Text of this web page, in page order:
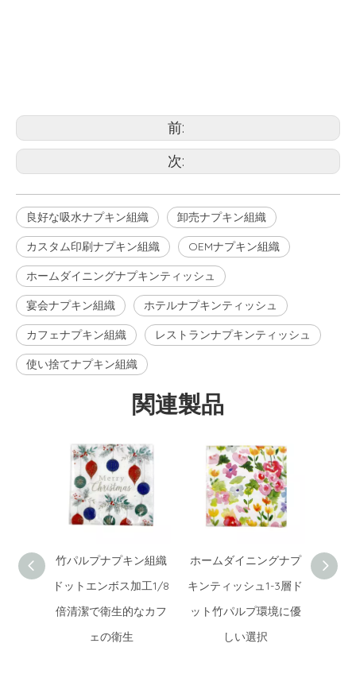
前:
次:
良好な吸水ナプキン組織 卸売ナプキン組織
カスタム印刷ナプキン組織 OEMナプキン組織
ホームダイニングナプキンティッシュ
宴会ナプキン組織 ホテルナプキンティッシュ
カフェナプキン組織 レストランナプキンティッシュ
使い捨てナプキン組織
関連製品
竹パルプナプキン組織
ドットエンボス加工1/8
倍清潔で衛生的なカフ
ェの衛生
ホームダイニングナプ
キンティッシュ1-3層ド
ット竹パルプ環境に優
しい選択
卸売